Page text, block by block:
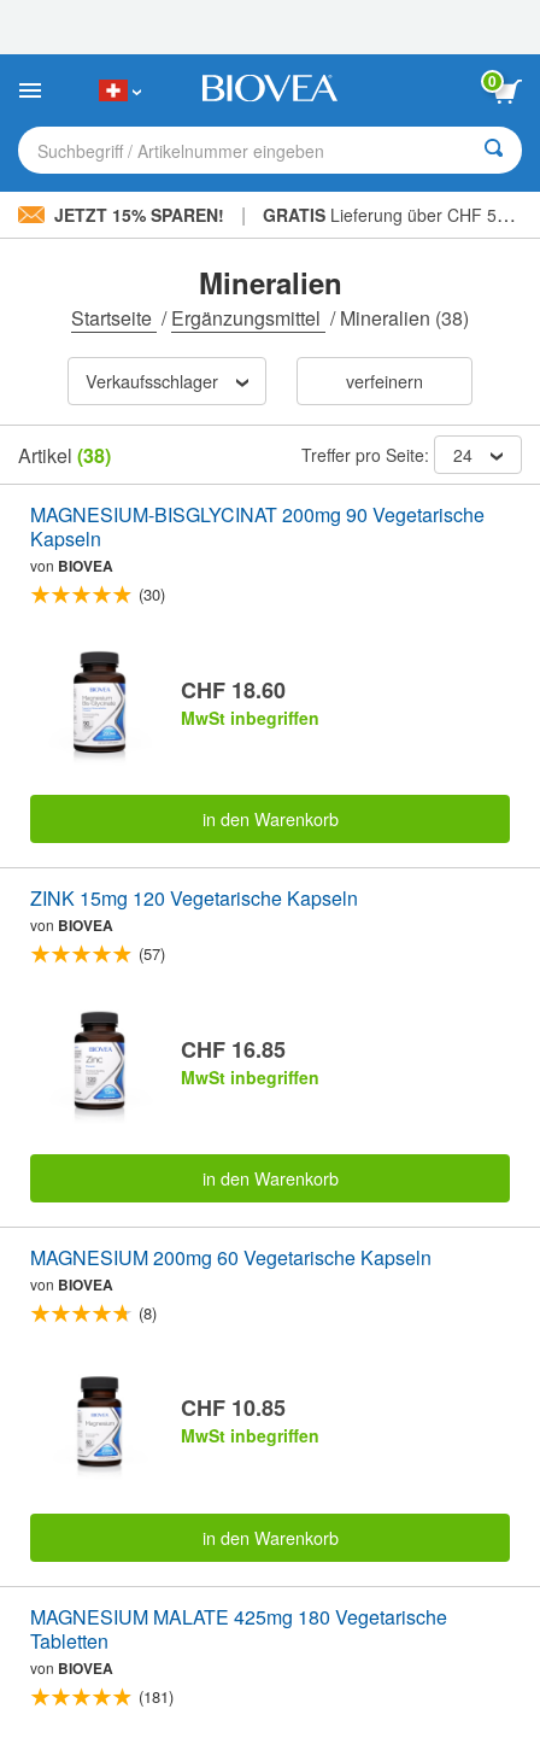
Sie:
Website
ein
Barrierefreiheitssystem.
0
Suchbegriff / Artikelnummer eingeben
JETZT 15% SPAREN! | GRATIS Lieferung über CHF 56.00 »
Mineralien
Startseite /Ergänzungsmittel /Mineralien (38)
Verkaufsschlager verfeinern
Artikel (38) Treffer pro Seite: 24
MAGNESIUM-BISGLYCINAT 200mg 90 Vegetarische
Kapseln
von BIOVEA
(30)
CHF 18.60
MwSt inbegriffen
in den Warenkorb
ZINK 15mg 120 Vegetarische Kapseln
von BIOVEA
(57)
CHF 16.85
MwSt inbegriffen
in den Warenkorb
MAGNESIUM 200mg 60 Vegetarische Kapseln
von BIOVEA
(8)
CHF 10.85
MwSt inbegriffen
in den Warenkorb
MAGNESIUM MALATE 425mg 180 Vegetarische
Tabletten
von BIOVEA
(181)